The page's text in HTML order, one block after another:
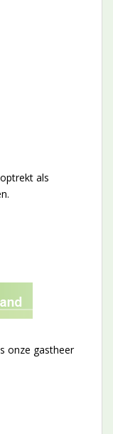
als
onze gastheer